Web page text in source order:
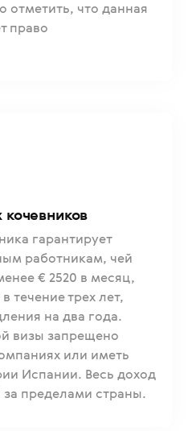
отметить, что данная
право
гарантирует
работникам, чей
€ 2520 в месяц,
течение трех лет,
на два года.
визы запрещено
или иметь
Испании. Весь доход
пределами страны.